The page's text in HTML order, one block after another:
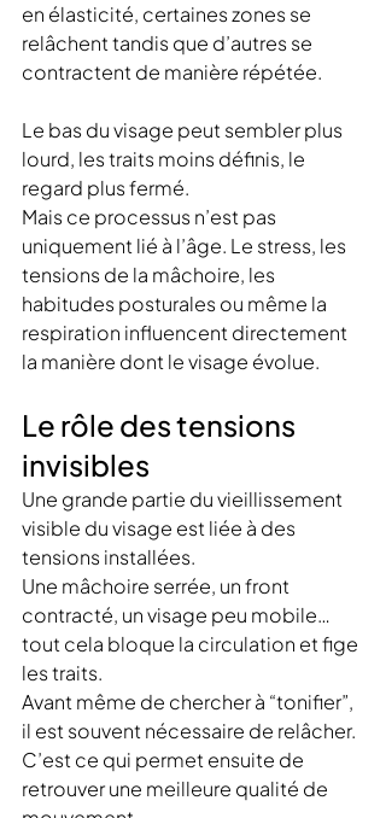
en élasticité, certaines zones se
relâchent tandis que d’autres se
contractent de manière répétée.
Le bas du visage peut sembler plus
lourd, les traits moins définis, le
regard plus fermé.
Mais ce processus n’est pas
uniquement lié à l’âge. Le stress, les
tensions de la mâchoire, les
habitudes posturales ou même la
respiration influencent directement
la manière dont le visage évolue.
Le rôle des tensions
invisibles
Une grande partie du vieillissement
visible du visage est liée à des
tensions installées.
Une mâchoire serrée, un front
contracté, un visage peu mobile…
tout cela bloque la circulation et fige
les traits.
Avant même de chercher à “tonifier”,
il est souvent nécessaire de relâcher.
C’est ce qui permet ensuite de
retrouver une meilleure qualité de